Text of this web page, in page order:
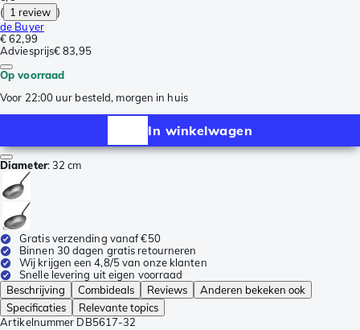
( 1 review )
de Buyer
€ 62,99
Adviesprijs€ 83,95
Op voorraad
Voor 22:00 uur besteld, morgen in huis
In winkelwagen
Diameter:32 cm
Gratis verzending vanaf €50
Binnen 30 dagen gratis retourneren
Wij krijgen een 4,8/5 van onze klanten
Snelle levering uit eigen voorraad
Beschrijving
Combideals Reviews
Anderen bekeken ook
Specificaties
Relevante topics
Artikelnummer DB5617-32